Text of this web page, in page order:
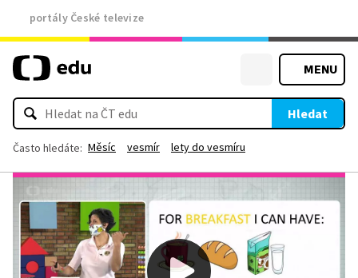
portály České televize
MENU
Hledat
Často hledáte: Měsíc vesmír lety do vesmíru